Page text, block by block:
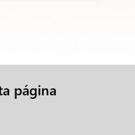
página